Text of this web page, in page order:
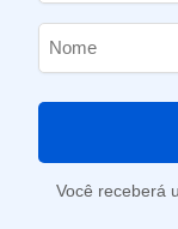
Você receberá